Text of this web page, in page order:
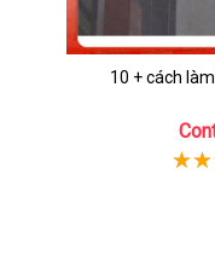
10 + cách làm